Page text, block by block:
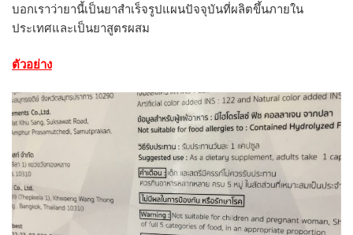
บอกเราว่ายานี้เป็นยาสำเร็จรูปแผนปัจจุบันที่ผลิตขึ้นภายใน
ประเทศและเป็นยาสูตรผสม
ตัวอย่าง